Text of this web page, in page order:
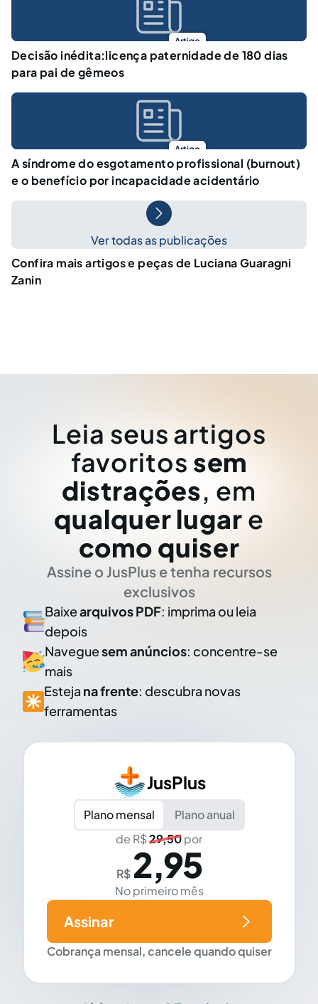
Artigo
Decisão inédita:licença paternidade de 180 dias
para pai de gêmeos
Artigo
A síndrome do esgotamento profissional (burnout)
e o benefício por incapacidade acidentário
Ver todas as publicações
Confira mais artigos e peças de Luciana Guaragni
Zanin
Leia seus artigos
favoritos sem
distrações, em
qualquer lugar e
como quiser
Assine o JusPlus e tenha recursos
exclusivos
Baixearquivos PDF: imprima ou leia
depois
Naveguesem anúncios: concentre-se
mais
Esteja na frente: descubra novas
ferramentas
JusPlus
Plano mensal
Plano anual
de R$29,50por
R$ 2,95
No primeiro mês
Cobrança mensal, cancele quando quiser
Assinar